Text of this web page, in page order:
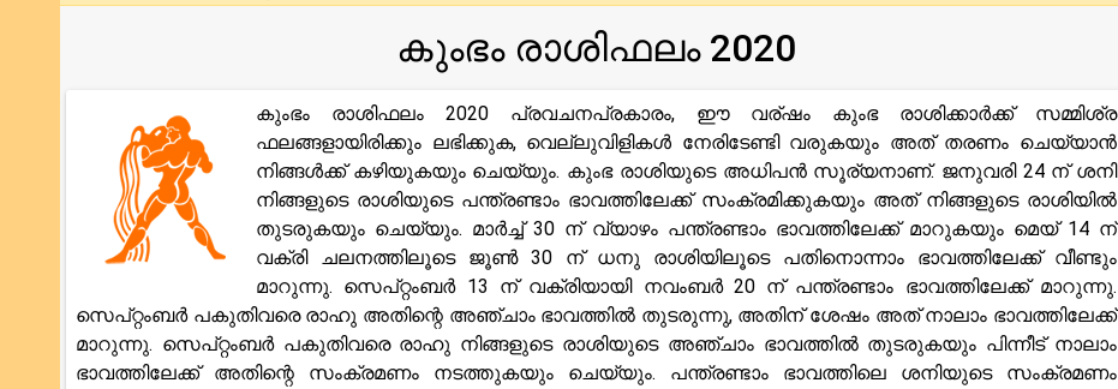
കുംഭം രാശിഫലം 2020
കുംഭം രാശിഫലം 2020 പ്രവചനപ്രകാരം, ഈ വര്ഷം കുംഭ രാശിക്കാർക്ക് സമ്മിശ്ര
ഫലങ്ങളായിരിക്കും ലഭിക്കുക, വെല്ലുവിളികൾ നേരിടേണ്ടി വരുകയും അത് തരണം ചെയ്യാൻ
നിങ്ങൾക്ക് കഴിയുകയും ചെയ്യും. കുംഭ രാശിയുടെ അധിപൻ സൂര്യനാണ്. ജനുവരി 24 ന് ശനി
നിങ്ങളുടെ രാശിയുടെ പന്ത്രണ്ടാം ഭാവത്തിലേക്ക് സംക്രമിക്കുകയും അത് നിങ്ങളുടെ രാശിയിൽ
തുടരുകയും ചെയ്യും. മാർച്ച് 30 ന് വ്യാഴം പന്ത്രണ്ടാം ഭാവത്തിലേക്ക് മാറുകയും മെയ് 14 ന്
വക്രി ചലനത്തിലൂടെ ജൂൺ 30 ന് ധനു രാശിയിലൂടെ പതിനൊന്നാം ഭാവത്തിലേക്ക് വീണ്ടും
മാറുന്നു. സെപ്റ്റംബർ 13 ന് വക്രിയായി നവംബർ 20 ന് പന്ത്രണ്ടാം ഭാവത്തിലേക്ക് മാറുന്നു.
സെപ്റ്റംബർ പകുതിവരെ രാഹു അതിന്റെ അഞ്ചാം ഭാവത്തിൽ തുടരുന്നു, അതിന് ശേഷം അത് നാലാം ഭാവത്തിലേക്ക്
മാറുന്നു. സെപ്റ്റംബർ പകുതിവരെ രാഹു നിങ്ങളുടെ രാശിയുടെ അഞ്ചാം ഭാവത്തിൽ തുടരുകയും പിന്നീട് നാലാം
ഭാവത്തിലേക്ക് അതിന്റെ സംക്രമണം നടത്തുകയും ചെയ്യും. പന്ത്രണ്ടാം ഭാവത്തിലെ ശനിയുടെ സംക്രമണം